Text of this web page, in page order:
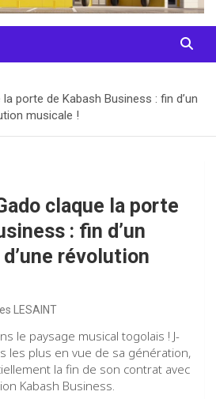
porte de Kabash Business : fin d’un
musicale !
claque la porte
: fin d’un
révolution
LESAINT
le paysage musical togolais ! J-
les plus en vue de sa génération,
la fin de son contrat avec
Kabash Business.